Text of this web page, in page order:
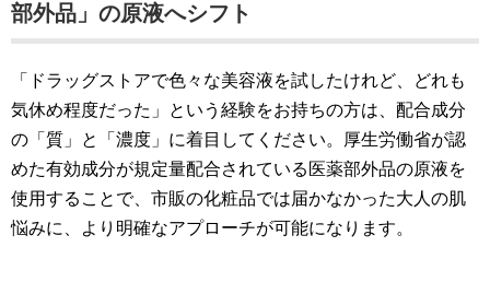
部外品」の原液へシフト
「ドラッグストアで色々な美容液を試したけれど、どれも
気休め程度だった」という経験をお持ちの方は、配合成分
の「質」と「濃度」に着目してください。厚生労働省が認
めた有効成分が規定量配合されている医薬部外品の原液を
使用することで、市販の化粧品では届かなかった大人の肌
悩みに、より明確なアプローチが可能になります。